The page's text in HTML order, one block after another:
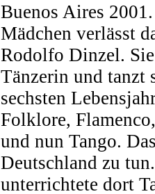
Buenos Aires
Mädchen verlässt
Rodolfo Dinzel.
Tänzerin und tanzt
sechsten
Folklore,
und nun Tango.
Deutschland zu
unterrichtete dort